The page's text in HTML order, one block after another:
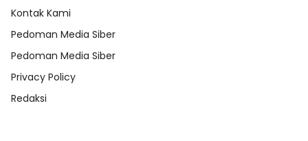
Kontak Kami
Pedoman Media Siber
Pedoman Media Siber
Privacy Policy
Redaksi